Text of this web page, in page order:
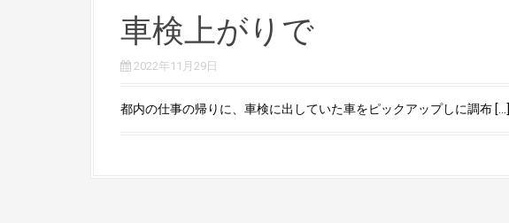
車検上がりで
2022年11月29日
都内の仕事の帰りに、車検に出していた車をピックアップしに調布 […]